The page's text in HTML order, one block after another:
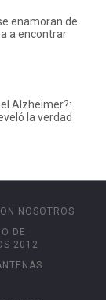
enamoran de
a encontrar
Alzheimer?:
la verdad
NOSOTROS
DE
2012